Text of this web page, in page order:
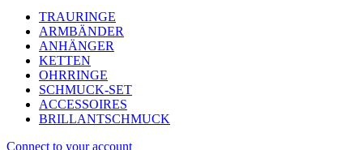
TRAURINGE
ARMBÄNDER
ANHÄNGER
KETTEN
OHRRINGE
SCHMUCK-SET
ACCESSOIRES
BRILLANTSCHMUCK
Connect to your account